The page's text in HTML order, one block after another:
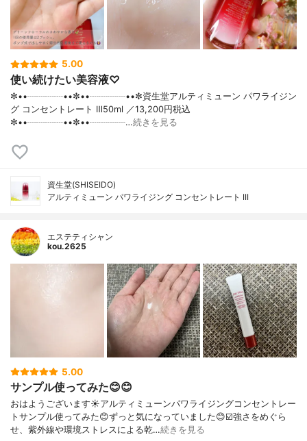
5.00
使い続けたい美容液♡
✼••┈┈┈┈••✼••┈┈┈┈••✼資生堂アルティミューン パワライジン
グ コンセントレート Ⅲ50ml ／13,200円税込
✼••┈┈┈┈••✼••┈┈┈┈…続きを見る
資生堂(SHISEIDO)
アルティミューン パワライジング コンセントレート III
エステティシャン
kou.2625
5.00
サンプル使ってみた😊😊
おはようございます☀アルティミューンパワライジングコンセントレー
トサンプル使ってみた😊ずっと気になっていました😊☑️強さをめぐら
せ、紫外線や環境ストレスによる乾…続きを見る